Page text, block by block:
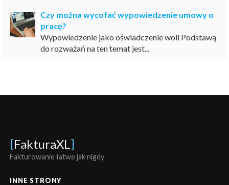
Czy można wycofać wypowiedzenie umowy o
pracę?
Wypowiedzenie jako oświadczenie woli Podstawą
do rozważań na ten temat jest...
[FakturaXL]
Fakturowanie łatwe jak nigdy
INNE STRONY